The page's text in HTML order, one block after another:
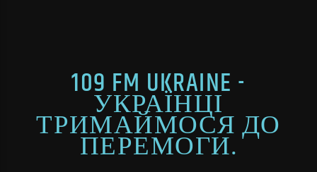
109 FM UKRAINE -
УКРАЇНЦІ
ТРИМАЙМОСЯ ДО
ПЕРЕМОГИ.